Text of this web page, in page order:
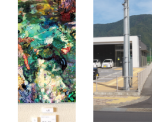
月17日
海野鉄筋工業
所（須坂）が
更級小学校に
時計を贈呈
八十二銀行Ｓ
業「更級お買
い物市場」が
開かれた。こ
の催しは市社
会福祉協議会
更級支部が主
催した高齢者
支援事業で、